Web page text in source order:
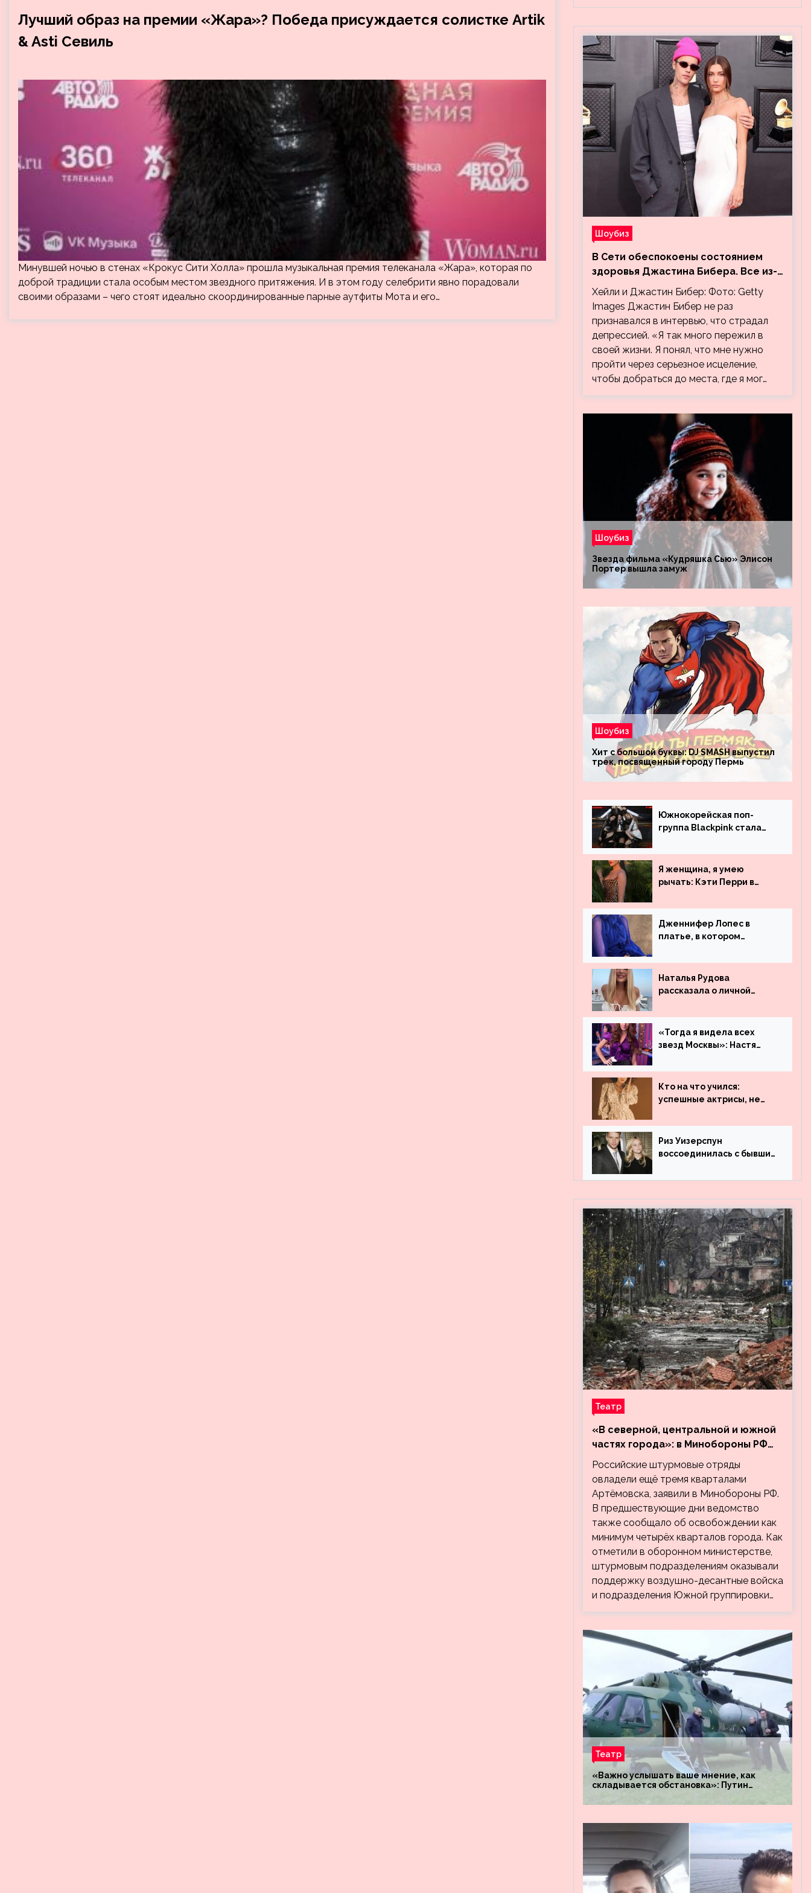
Лучший образ на премии «Жара»? Победа присуждается солистке Artik
& Asti Севиль
Минувшей ночью в стенах «Крокус Сити Холла» прошла музыкальная премия телеканала «Жара», которая по
доброй традиции стала особым местом звездного притяжения. И в этом году селебрити явно порадовали
своими образами – чего стоят идеально скоординированные парные аутфиты Мота и его…
Шоубиз
В Сети обеспокоены состоянием
здоровья Джастина Бибера. Все из-
за видео, на котором его
успокаивает Хейли
Хейли и Джастин Бибер: Фото: Getty
Images Джастин Бибер не раз
признавался в интервью, что страдал
депрессией. «Я так много пережил в
своей жизни. Я понял, что мне нужно
пройти через серьезное исцеление,
чтобы добраться до места, где я мог…
Шоубиз
Звезда фильма «Кудряшка Сью» Элисон
Портер вышла замуж
Шоубиз
Хит с большой буквы: DJ SMASH выпустил
трек, посвященный городу Пермь
Южнокорейская поп-
группа Blackpink стала
просмотрам на YouTube.
Они обогнали даже
Джастина Бибера
Я женщина, я умею
рычать: Кэти Перри в
Дженнифер Лопес в
платье, в котором
незамеченной
Наталья Рудова
рассказала о личной
«Тогда я видела всех
звезд Москвы»: Настя
работала до
популярности и выложила
архивные фото
Кто на что учился:
успешные актрисы, не
образования
Риз Уизерспун
воссоединилась с бывшим
Театр
«В северной, центральной и южной
частях города»: в Минобороны РФ
заявили об освобождении ещё трёх
кварталов Артёмовска
Российские штурмовые отряды
овладели ещё тремя кварталами
Артёмовска, заявили в Минобороны РФ.
В предшествующие дни ведомство
также сообщало об освобождении как
минимум четырёх кварталов города. Как
отметили в оборонном министерстве,
штурмовым подразделениям оказывали
поддержку воздушно-десантные войска
и подразделения Южной группировки…
Театр
«Важно услышать ваше мнение, как
складывается обстановка»: Путин
«Днепр» и «Восток»